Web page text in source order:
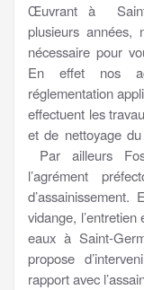
Œuvrant à Saint-
plusieurs années,
nécessaire pour
En effet nos
réglementation
effectuent les
et de nettoyage du
Par ailleurs
l’agrément
d’assainissement.
vidange,
eaux à Saint-
propose
rapport avec